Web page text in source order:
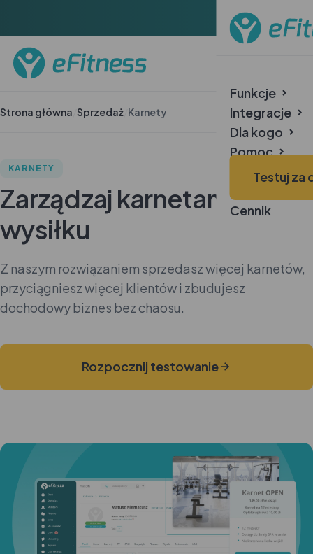
Funkcje
Integracje
Dla kogo
Pomoc
Case Study
Cennik
Testuj za
Strona główna Sprzedaż Karnety
KARNETY
Zarządzaj karnetami bez
wysiłku
Z naszym rozwiązaniem sprzedasz więcej karnetów,
przyciągniesz więcej klientów i zbudujesz
dochodowy biznes bez chaosu.
Rozpocznij testowanie